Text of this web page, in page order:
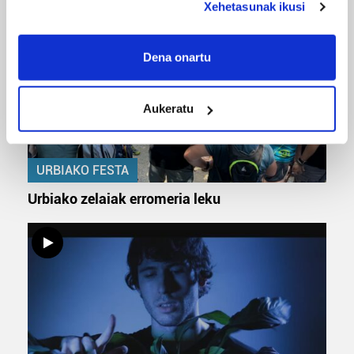
If you allow, we would also like to:
Collect information about your geographical
Identify your device by actively scanning it for
specific characteristics (fingerprinting)
Find out more about how your personal data is processed
and set your preferences in thedetails section.
teknologia erabiliz, cookieak adibidez, iragarki eta eduki
pertsonalizatuak eskaintzeko, iragarkiak eta edukia
neurtzeko, jendeari buruzko informazioa biltzeko eta
produktuak garatzeko. Zure datuak nork eta zertarako
erabiltzen dituen hauta dezakezu.
Xehetasunak ikusi
Dena onartu
Aukeratu
URBIAKO FESTA
Urbiako zelaiak erromeria leku